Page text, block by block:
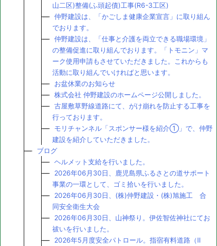
山二区)整備(ふ頭起債)工事(R6-3工区)
仲野建設は、「かごしま健康企業宣言」に取り組ん
でおります。
仲野建設は、「仕事と介護を両立できる職場環境」
の整備促進に取り組んでおります。「トモニン」マ
ーク使用申請もさせていただきました。これからも
活動に取り組んでいければと思います。
お盆休業のお知らせ
株式会社 仲野建設のホームページ公開しました。
古屋敷草野線道路にて、がけ崩れを防止する工事を
行っております。
モリチャンネル「スポンサー様を紹介①」で、仲野
建設を紹介していただきました。
ブログ
ヘルメット支給を行いました。
2026年06月30日、鹿児島県ふるさとの道サポート
事業の一環として、ゴミ拾いを行いました。
2026年06月30日、(株)仲野建設・(株)旭施工 合
同安全衛生大会
2026年06月30日、山神祭り。伊佐智佐神社にてお
祓いを行いました。
2026年5月度安全パトロール。指宿有料道路（Ⅱ